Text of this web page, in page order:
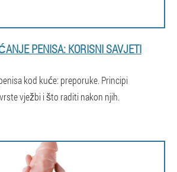
PENISA: KORISNI SAVJETI
kod kuće: preporuke. Principi
vježbi i što raditi nakon njih.